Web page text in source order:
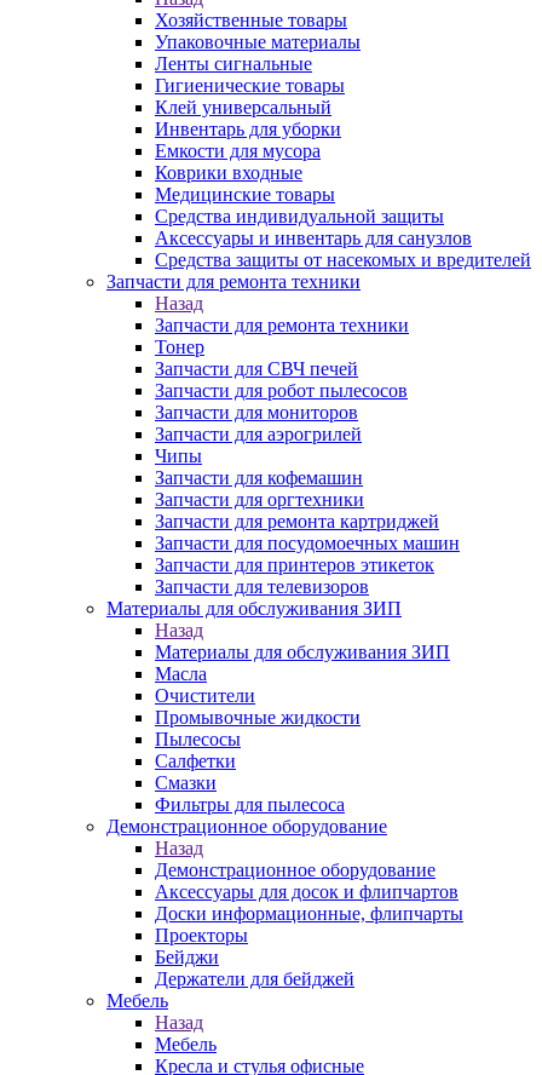
Хозяйственные товары
Упаковочные материалы
Ленты сигнальные
Гигиенические товары
Клей универсальный
Инвентарь для уборки
Емкости для мусора
Коврики входные
Медицинские товары
Средства индивидуальной защиты
Аксессуары и инвентарь для санузлов
Средства защиты от насекомых и вредителей
Запчасти для ремонта техники
Назад
Запчасти для ремонта техники
Тонер
Запчасти для СВЧ печей
Запчасти для робот пылесосов
Запчасти для мониторов
Запчасти для аэрогрилей
Чипы
Запчасти для кофемашин
Запчасти для оргтехники
Запчасти для ремонта картриджей
Запчасти для посудомоечных машин
Запчасти для принтеров этикеток
Запчасти для телевизоров
Материалы для обслуживания ЗИП
Назад
Материалы для обслуживания ЗИП
Масла
Очистители
Промывочные жидкости
Пылесосы
Салфетки
Смазки
Фильтры для пылесоса
Демонстрационное оборудование
Назад
Демонстрационное оборудование
Аксессуары для досок и флипчартов
Доски информационные, флипчарты
Проекторы
Бейджи
Держатели для бейджей
Мебель
Назад
Мебель
Кресла и стулья офисные